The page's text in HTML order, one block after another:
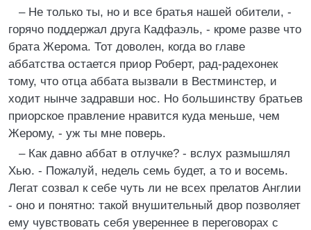
– Не только ты, но и все братья нашей обители, -
горячо поддержал друга Кадфаэль, - кроме разве что
брата Жерома. Тот доволен, когда во главе
аббатства остается приор Роберт, рад-радехонек
тому, что отца аббата вызвали в Вестминстер, и
ходит нынче задравши нос. Но большинству братьев
приорское правление нравится куда меньше, чем
Жерому, - уж ты мне поверь.
– Как давно аббат в отлучке? - вслух размышлял
Хью. - Пожалуй, недель семь будет, а то и восемь.
Легат созвал к себе чуть ли не всех прелатов Англии
- оно и понятно: такой внушительный двор позволяет
ему чувствовать себя увереннее в переговорах с